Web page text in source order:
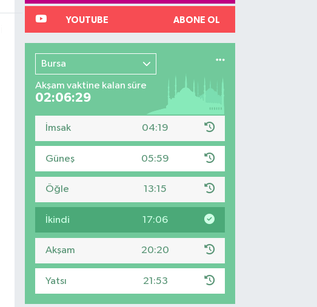
YOUTUBE ABONE OL
Bursa
Akşam vaktine kalan süre
02:06:28
İmsak 04:19
Güneş 05:59
Öğle 13:15
İkindi 17:06
Akşam 20:20
Yatsı 21:53